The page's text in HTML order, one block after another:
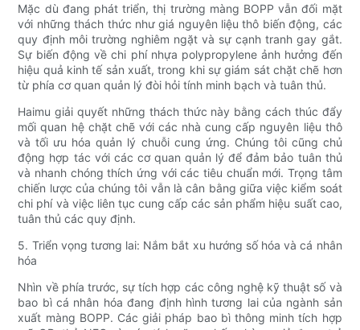
Mặc dù đang phát triển, thị trường màng BOPP vẫn đối mặt
với những thách thức như giá nguyên liệu thô biến động, các
quy định môi trường nghiêm ngặt và sự cạnh tranh gay gắt.
Sự biến động về chi phí nhựa polypropylene ảnh hưởng đến
hiệu quả kinh tế sản xuất, trong khi sự giám sát chặt chẽ hơn
từ phía cơ quan quản lý đòi hỏi tính minh bạch và tuân thủ.
Haimu giải quyết những thách thức này bằng cách thúc đẩy
mối quan hệ chặt chẽ với các nhà cung cấp nguyên liệu thô
và tối ưu hóa quản lý chuỗi cung ứng. Chúng tôi cũng chủ
động hợp tác với các cơ quan quản lý để đảm bảo tuân thủ
và nhanh chóng thích ứng với các tiêu chuẩn mới. Trọng tâm
chiến lược của chúng tôi vẫn là cân bằng giữa việc kiểm soát
chi phí và việc liên tục cung cấp các sản phẩm hiệu suất cao,
tuân thủ các quy định.
5. Triển vọng tương lai: Nắm bắt xu hướng số hóa và cá nhân
hóa
Nhìn về phía trước, sự tích hợp các công nghệ kỹ thuật số và
bao bì cá nhân hóa đang định hình tương lai của ngành sản
xuất màng BOPP. Các giải pháp bao bì thông minh tích hợp